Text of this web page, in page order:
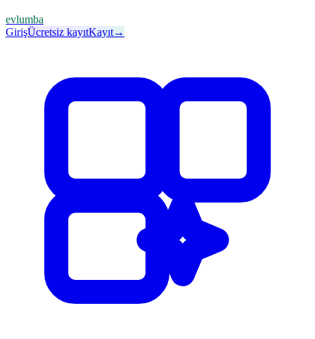
evlumba
GirişÜcretsiz kayıtKayıt→